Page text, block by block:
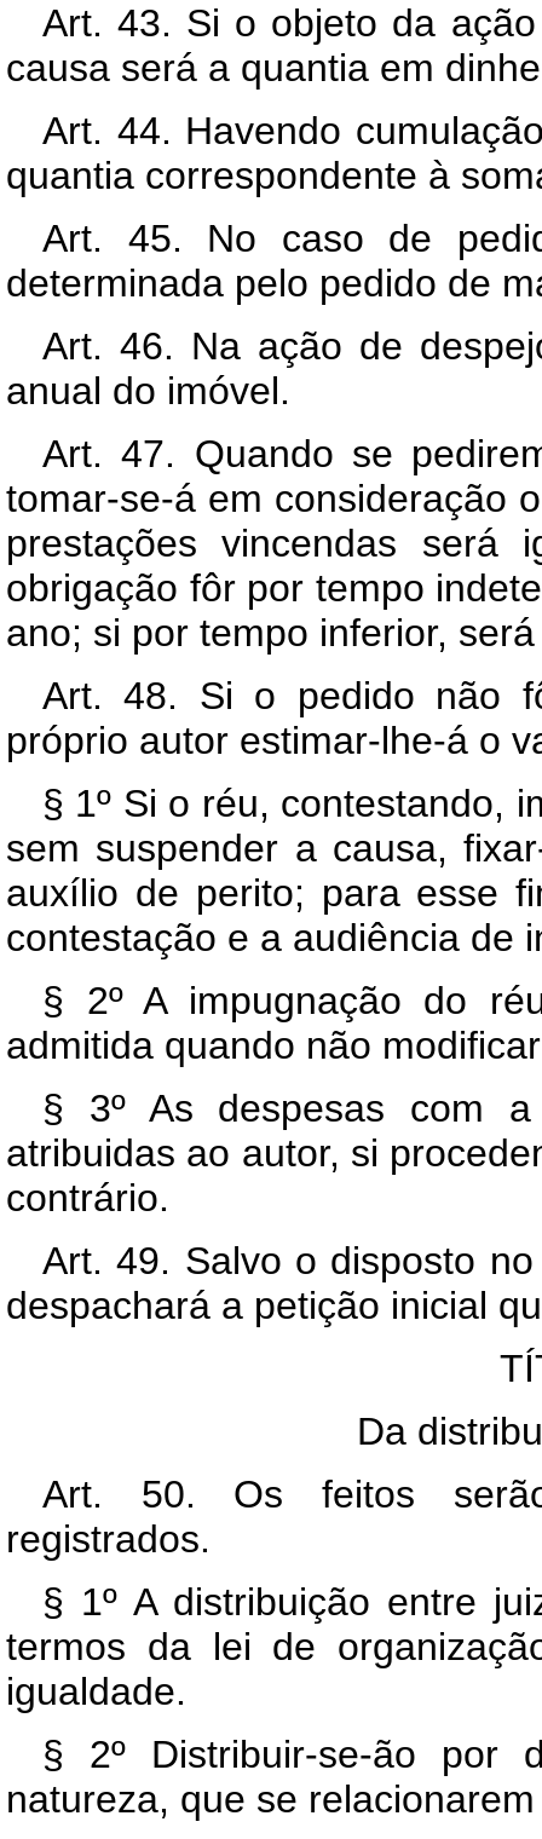
Art. 43. Si o objeto da
causa será a quantia em
Art. 44. Havendo
quantia correspondente à
Art. 45. No caso de
determinada pelo pedido de
Art. 46. Na ação de
anual do imóvel.
Art. 47. Quando se
tomar-se-á em consideração
prestações vincendas
obrigação fôr por tempo
ano; si por tempo inferior,
Art. 48. Si o pedido não
próprio autor estimar-lhe-á o
§ 1º Si o réu, contestando,
sem suspender a causa,
auxílio de perito; para esse
contestação e a audiência de
§ 2º A impugnação do
admitida quando não
§ 3º As despesas com
atribuidas ao autor, si
contrário.
Art. 49. Salvo o disposto
despachará a petição inicial
Da
Art. 50. Os feitos
registrados.
§ 1º A distribuição entre
termos da lei de
igualdade.
§ 2º Distribuir-se-ão por
natureza, que se